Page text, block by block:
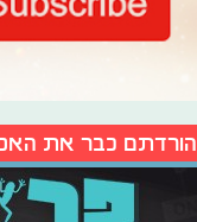
הורדתם כבר את